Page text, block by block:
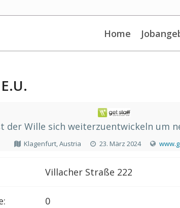
Home
der Wille sich weiterzuentwickeln um
Klagenfurt, Austria 23. März 2024
Villacher Straße 222
0